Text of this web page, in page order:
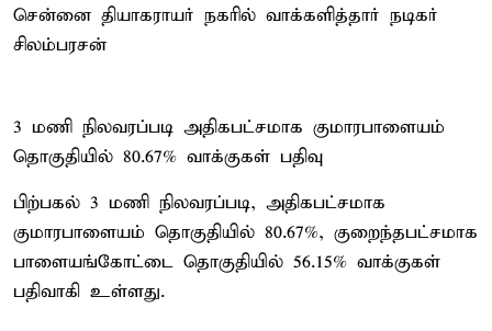
சென்னை தியாகராயர் நகரில் வாக்களித்தார் நடிகர்
சிலம்பரசன்
3 மணி நிலவரப்படி அதிகபட்சமாக குமாரபாளையம்
தொகுதியில் 80.67% வாக்குகள் பதிவு
பிற்பகல் 3 மணி நிலவரப்படி, அதிகபட்சமாக
குமாரபாளையம் தொகுதியில் 80.67%, குறைந்தபட்சமாக
பாளையங்கோட்டை தொகுதியில் 56.15% வாக்குகள்
பதிவாகி உள்ளது.